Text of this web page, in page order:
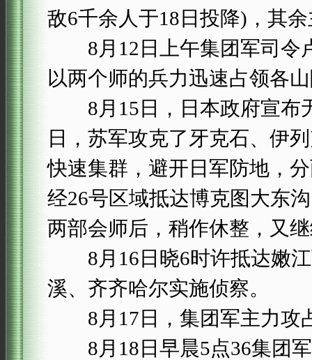
敌6千余人于18日投降)，其
8月12日上午集团军司令
以两个师的兵力迅速占领各
8月15日，日本政府宣布
日，苏军攻克了牙克石、伊
快速集群，避开日军防地，
经26号区域抵达博克图大东
两部会师后，稍作休整，又
8月16日晓6时许抵达嫩江
溪、齐齐哈尔实施侦察。
8月17日，集团军主力攻
8月18日早晨5点36集团军